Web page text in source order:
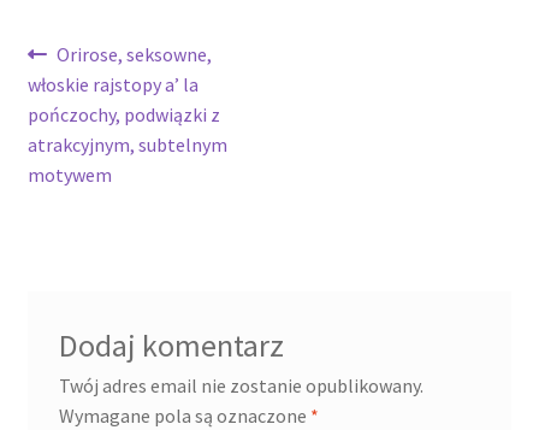
Nawigacja
wpisu
Poprzedni
wpis:
Orirose, seksowne,
włoskie rajstopy a’ la
pończochy, podwiązki z
atrakcyjnym, subtelnym
motywem
Dodaj komentarz
Twój adres email nie zostanie opublikowany.
Wymagane pola są oznaczone *